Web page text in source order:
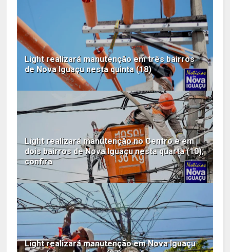
Light realizará manutenção em três bairros
de Nova Iguaçu nesta quinta (18)
Light realizará manutenção no Centro e em
dois bairros de Nova Iguaçu nesta quarta (10);
confira
Light realizará manutenção em Nova Iguaçu